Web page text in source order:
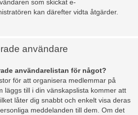
som skickat e-
kan därefter vidta åtgärder.
användare
användarelistan för något?
för att organisera medlemmar på
läggs till i din vänskapslista kommer att
låter dig snabbt och enkelt visa deras
meddelanden till dem. Om det